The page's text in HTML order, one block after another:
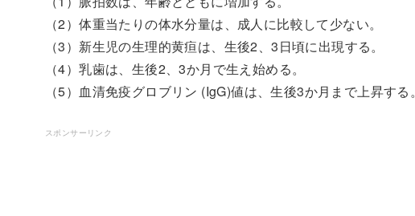
（2）体重当たりの体水分量は、成人に比較して少ない。
（3）新生児の生理的黄疸は、生後2、3日頃に出現する。
（4）乳歯は、生後2、3か月で生え始める。
（5）血清免疫グロブリン (IgG)値は、生後3か月まで上昇する。
スポンサーリンク